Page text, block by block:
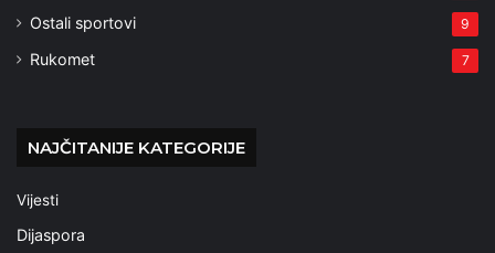
Ostali sportovi 9
Rukomet 7
NAJČITANIJE KATEGORIJE
Vijesti
Dijaspora